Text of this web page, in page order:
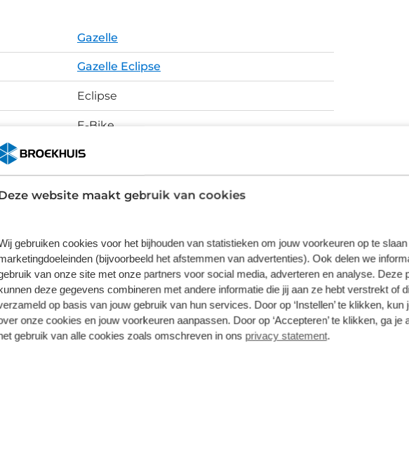
website maakt gebruik van cookies
gebruiken cookies voor het bijhouden van statistieken om jouw voorkeuren op te
(bijvoorbeeld het afstemmen van advertenties). Ook delen we
van onze site met onze partners voor social media, adverteren en analyse. Deze
deze gegevens combineren met andere informatie die jij aan ze hebt verstrekt of
op basis van jouw gebruik van hun services. Door op ‘Instellen’ te klikken, kun
onze cookies en jouw voorkeuren aanpassen. Door op ‘Accepteren’ te klikken, ga je
gebruik van alle cookies zoals omschreven in ons privacy statement.
in de V-shape stuurpen, lees je alle e-bike- en
wordt bediend met een LED-remote en is te
maximale functionaliteit. De 27,5" wielen met
banden rollen met gemak over oneffenheden en
voorvork absorbeert daarnaast de hobbels, zodat
je eigen gemoedsrust is de Eclipse T11 uitgerust met
diefstalverzekering en opsporingsservice. De e-bike is
Gazelle
Gazelle Eclipse
Eclipse
E-Bike
Aluminium frame met 71.5° zitbuishoek en
dynamisch rijgedrag.
basis van aanlevering van de leverancier. Op basis van beschikbaarheid of
afwijken.